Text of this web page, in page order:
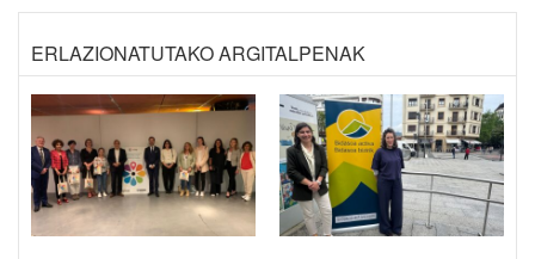
ERLAZIONATUTAKO ARGITALPENAK